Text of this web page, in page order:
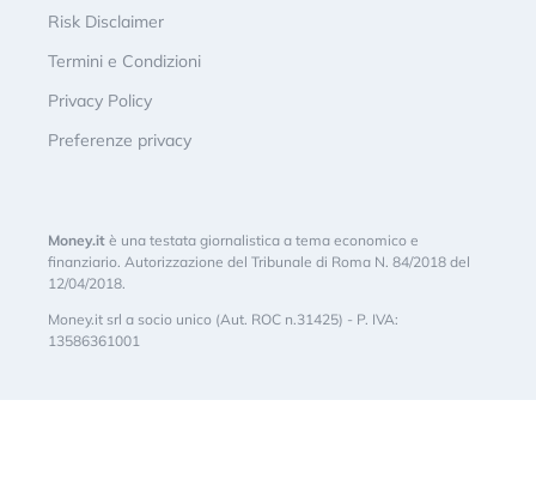
Risk Disclaimer
Termini e Condizioni
Privacy Policy
Preferenze privacy
Money.it è una testata giornalistica a tema economico e
finanziario. Autorizzazione del Tribunale di Roma N. 84/2018 del
12/04/2018.
Money.it srl a socio unico (Aut. ROC n.31425) - P. IVA:
13586361001